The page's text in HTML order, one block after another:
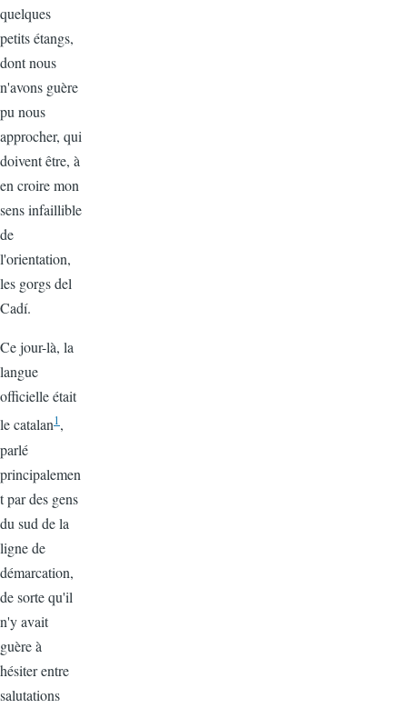
quelques
petits étangs,
dont nous
n'avons guère
pu nous
approcher, qui
doivent être, à
en croire mon
sens infaillible
de
l'orientation,
les gorgs del
Cadí.
Ce jour-là, la
langue
officielle était
le catalan1,
parlé
principalemen
t par des gens
du sud de la
ligne de
démarcation,
de sorte qu'il
n'y avait
guère à
hésiter entre
salutations